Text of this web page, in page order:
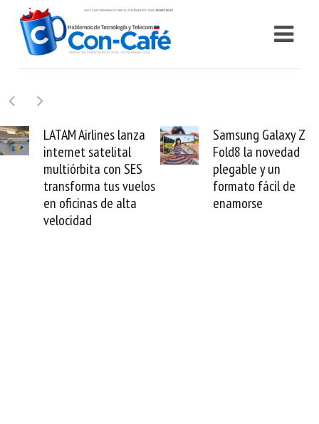
Samsung Galaxy Z
Fold8 la novedad
plegable y un
formato fácil de
enamorse
Cashea levanta 100
millones de dólares y
valida el crédito del
venezolano ante el
mundo